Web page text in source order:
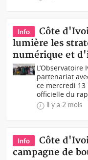
Info
Côte
lumière les
numérique et
L’Observatoire
partenariat
ce mercredi 13
officielle du
il y a 2 mois
Info
Côte
campagne de